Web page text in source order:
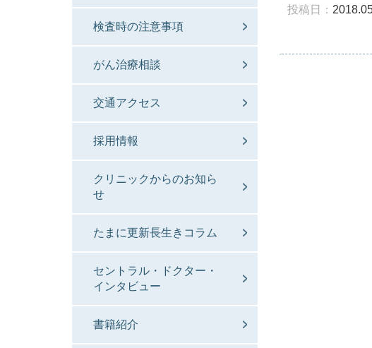
投稿日：
検査時の注意事項
がん治療相談
交通アクセス
採用情報
クリニックからのお知ら
せ
たまに更新長生きコラム
セントラル・ドクター・
インタビュー
書籍紹介